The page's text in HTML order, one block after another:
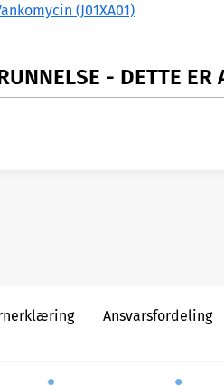
(J01XA01)
- DETTE ER
Ansvarsfordeling